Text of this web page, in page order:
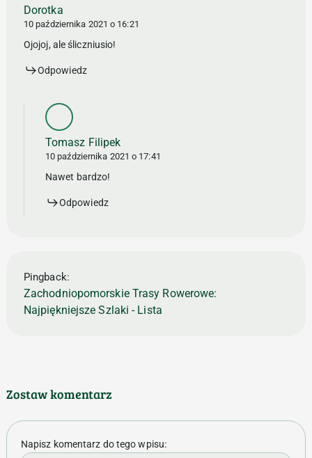
Dorotka
10 października 2021 o 16:21
Ojojoj, ale śliczniusio!
Odpowiedz
Tomasz Filipek
10 października 2021 o 17:41
Nawet bardzo!
Odpowiedz
Pingback:
Zachodniopomorskie Trasy Rowerowe:
Najpiękniejsze Szlaki - Lista
Zostaw komentarz
Napisz komentarz do tego wpisu: